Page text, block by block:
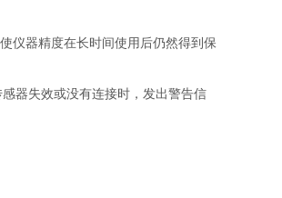
仪器精度在长时间使用后仍然得到保
器失效或没有连接时，发出警告信